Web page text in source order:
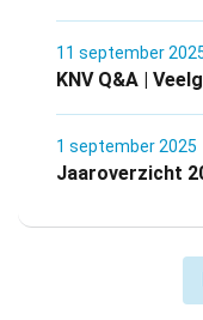
11 september
KNV Q&A |
1 september 2025
Jaaroverzicht